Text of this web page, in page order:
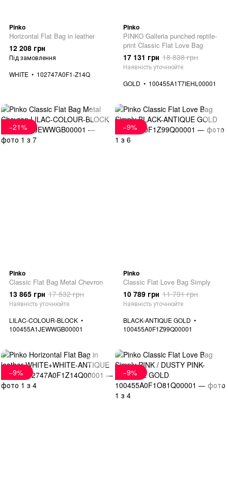
Pinko
Horizontal Flat Bag in leather
12 208 грн
Під замовлення
WHITE
102747A0F1-Z14Q
Pinko
PINKO Galleria punched reptile-
print Classic Flat Love Bag
17 131 грн 18 838 грн
Наявність уточнюйте
GOLD
100455A1T7IEHL00001
−21%
Pinko
Classic Flat Bag Metal Chevron
13 865 грн 17 532 грн
Наявність уточнюйте
LILAC-COLOUR-BLOCK
100455A1JEWWGB00001
−9%
Pinko
Classic Flat Love Bag Simply
10 789 грн 11 791 грн
Наявність уточнюйте
BLACK-ANTIQUE GOLD
100455A0F1Z99Q00001
−9% −9%